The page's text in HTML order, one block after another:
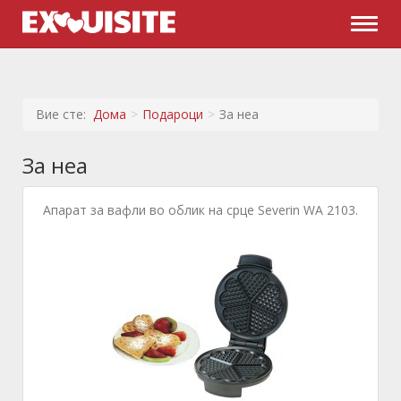
Вие сте: Дома Подароци За неа
За неа
Апарат за вафли во облик на срце Severin WA 2103.